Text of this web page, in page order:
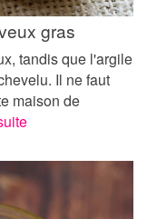
gras
tandis que l'argile
Il ne faut
maison de